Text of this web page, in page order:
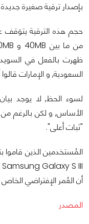
بإصدار ترقية صغيرة جديدة
حجم هذه الترقية يتوَقف
ظهرت بالفعل في
السعودية, و الإمارات
لسوء الحظ, لا يوجد
الأساس, و لكن بالرغم من
"ثبات أعلى".
المُستخدمين الذين قاموا
أن العُمر الإفتراضي
المصدر